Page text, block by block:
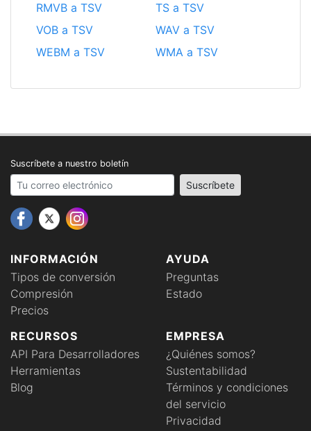
RMVB a TSV
TS a TSV
VOB a TSV
WAV a TSV
WEBM a TSV
WMA a TSV
INFORMACIÓN
Tipos de conversión
Compresión
Precios
AYUDA
Preguntas
Estado
RECURSOS
API Para Desarrolladores
Herramientas
Blog
EMPRESA
¿Quiénes somos?
Sustentabilidad
Términos y condiciones
del servicio
Privacidad
Suscríbete a nuestro boletín
Your email address Suscríbete